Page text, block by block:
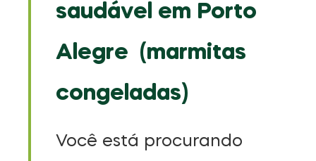
saudável em Porto
Alegre (marmitas
congeladas)
Você está procurando